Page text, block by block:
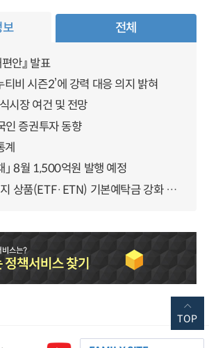
보 전체
안』 발표
티비 시즌2’에 강력 대응 의지 밝혀
시장 여건 및 전망
증권투자 동향
」 8월 1,500억원 발행 예정
단일종목 레버리지 상품(ETF·ETN) 기본예탁금 강화 조기시행 방안 안내
TOP